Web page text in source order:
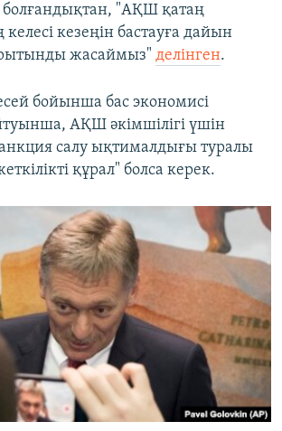
болғандықтан, "АҚШ қатаң
кезеңін бастауға дайын
жасаймыз" делінген.
бойынша бас экономисі
АҚШ әкімшілігі үшін
салу ықтималдығы туралы
құрал" болса керек.